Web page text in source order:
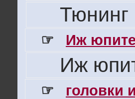
Тюнинг
☞ Иж
Иж
☞ головки